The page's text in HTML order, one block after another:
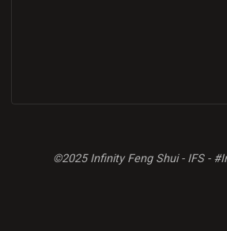
©2025 Infinity Feng Shui - IFS -